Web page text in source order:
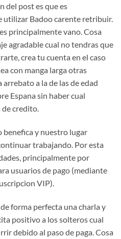
del post es que es
utilizar Badoo carente retribuir.
principalmente vano. Cosa
agradable cual no tendras que
crea tu cuenta en el caso
con manga larga otras
a la de las de edad
Espana sin haber cual
credito.
benefica y nuestro lugar
trabajando. Por esta
principalmente por
usuarios de pago (mediante
VIP).
forma perfecta una charla y
positivo a los solteros cual
debido al paso de paga. Cosa